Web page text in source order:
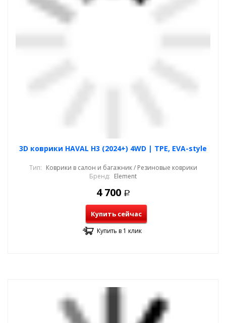
3D коврики HAVAL H3 (2024+) 4WD | TPE, EVA-style
Тип: Коврики в салон и багажник / Резиновые коврики
Бренд: Element
4 700 Р
Купить сейчас
Купить в 1 клик